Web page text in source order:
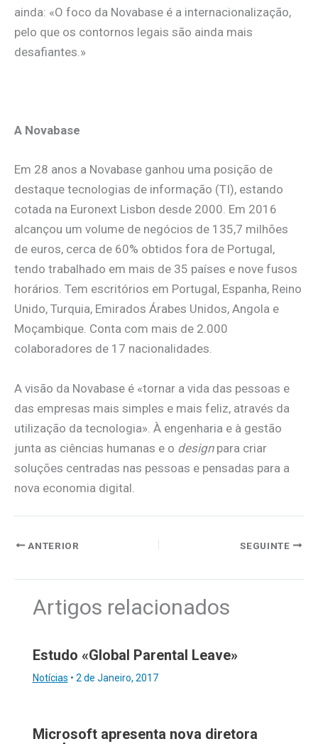
ainda: «O foco da Novabase é a internacionalização,
pelo que os contornos legais são ainda mais
desafiantes.»
A Novabase
Em 28 anos a Novabase ganhou uma posição de
destaque tecnologias de informação (TI), estando
cotada na Euronext Lisbon desde 2000. Em 2016
alcançou um volume de negócios de 135,7 milhões
de euros, cerca de 60% obtidos fora de Portugal,
tendo trabalhado em mais de 35 países e nove fusos
horários. Tem escritórios em Portugal, Espanha, Reino
Unido, Turquia, Emirados Árabes Unidos, Angola e
Moçambique. Conta com mais de 2.000
colaboradores de 17 nacionalidades.
A visão da Novabase é «tornar a vida das pessoas e
das empresas mais simples e mais feliz, através da
utilização da tecnologia». À engenharia e à gestão
junta as ciências humanas e o designpara criar
soluções centradas nas pessoas e pensadas para a
nova economia digital.
ANTERIOR SEGUINTE
Artigos relacionados
Estudo «Global Parental Leave»
Notícias • 2 de Janeiro, 2017
Microsoft apresenta nova diretora